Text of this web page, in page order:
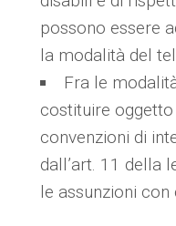
possono essere
la modalità del
Fra le
costituire
convenzioni di
dall’art. 11 della
le assunzioni